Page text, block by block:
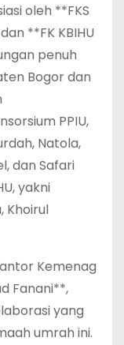
oleh **FKS
**FK KBIHU
penuh
Bogor dan
PPIU,
Natola,
dan Safari
yakni
Khoirul
Kemenag
Fanani**,
yang
umrah ini.